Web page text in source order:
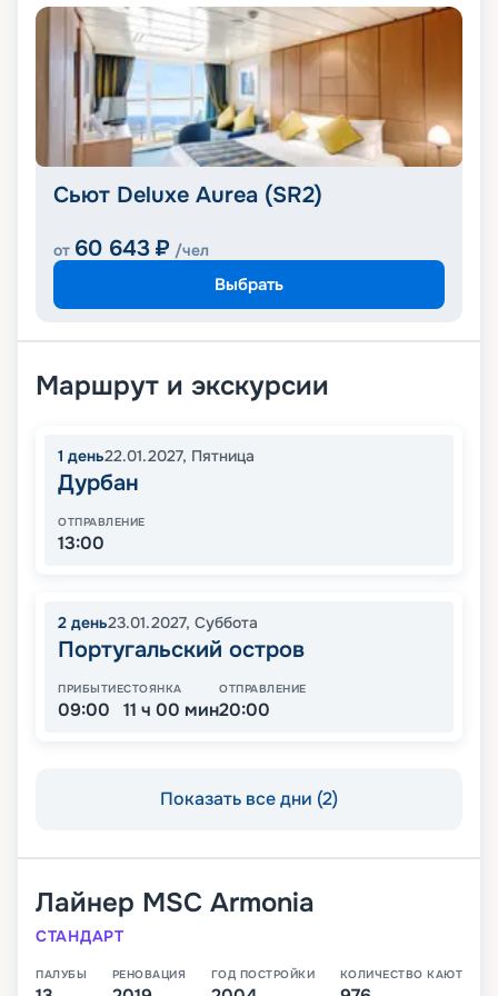
Сьют Deluxe Aurea (SR2)
от 60 643 ₽ /чел
Выбрать
Маршрут и экскурсии
1 день22.01.2027, Пятница
Дурбан
ОТПРАВЛЕНИЕ
13:00
2 день23.01.2027, Суббота
Португальский остров
ПРИБЫТИЕ
09:00
СТОЯНКА
11 ч 00 мин
ОТПРАВЛЕНИЕ
20:00
Показать все дни (2)
Лайнер MSC Armonia
СТАНДАРТ
ПАЛУБЫ РЕНОВАЦИЯ ГОД ПОСТРОЙКИ КОЛИЧЕСТВО КАЮТ